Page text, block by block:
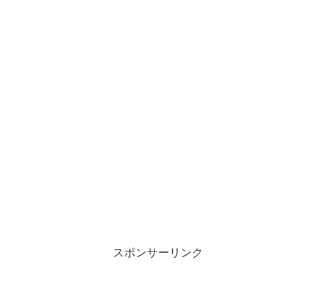
スポンサーリンク